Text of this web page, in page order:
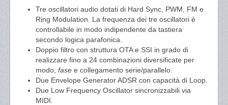
Tre oscillatori audio dotati di Hard Sync, PWM, FM e
Ring Modulation. La frequenza dei tre oscillatori è
controllabile in modo indipendente da tastiera
secondo logica parafonica.
Doppio filtro con struttura OTA e SSI in grado di
realizzare fino a 24 combinazioni diversificate per
modo, fase e collegamento serie/parallelo.
Due Envelope Generator ADSR con capacità di Loop.
Due Low Frequency Oscillator sincronizzabili via
MIDI.